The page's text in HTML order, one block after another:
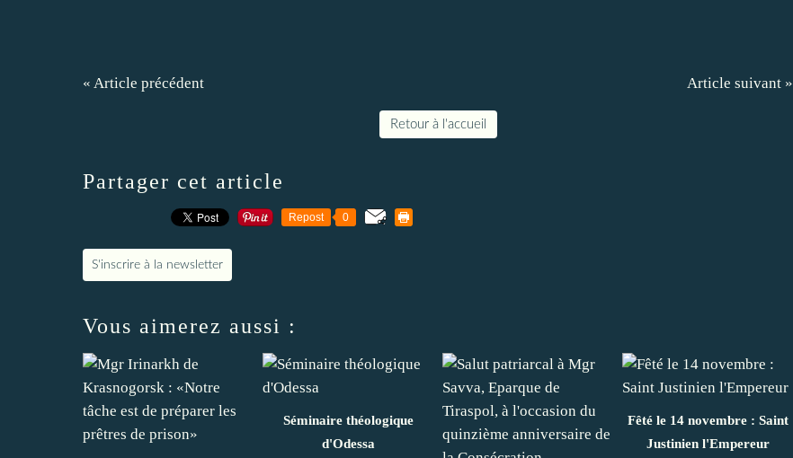
« Article précédent Article suivant »
Retour à l'accueil
Partager cet article
Repost 0
S'inscrire à la newsletter
Vous aimerez aussi :
Séminaire théologique
d'Odessa
Fêté le 14 novembre : Saint
Justinien l'Empereur